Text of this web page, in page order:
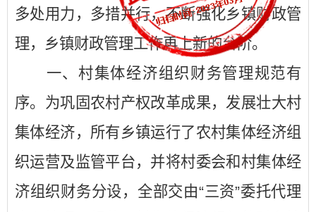
多处用力，多措并行，不断强化乡镇财政管
理，乡镇财政管理工作再上新的台阶。
一、村集体经济组织财务管理规范有
序。为巩固农村产权改革成果，发展壮大村
集体经济，所有乡镇运行了农村集体经济组
织运营及监管平台，并将村委会和村集体经
济组织财务分设，全部交由“三资”委托代理